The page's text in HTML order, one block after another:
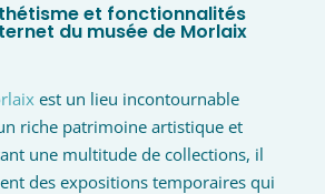
et fonctionnalités
du musée de Morlaix
est un lieu incontournable
riche patrimoine artistique et
une multitude de collections, il
des expositions temporaires qui